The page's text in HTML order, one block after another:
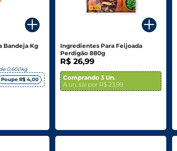
Bandeja Kg
0,600kg
Poupe R$ 4,00
Ingredientes Para Feijoada
Perdigão 880g
R$ 26,99
Comprando 3 Un.
A un. sai por R$ 23,99